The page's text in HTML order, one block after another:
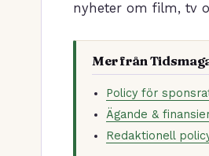
nyheter om film, tv
Mer från
Policy för
Ägande &
Redaktionell